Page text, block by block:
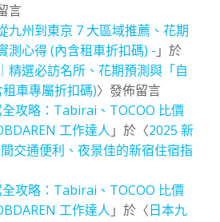
言
九州到東京 7 大區域推薦、花期
測心得 (內含租車折扣碼) - 」於
精選必訪名所、花期預測與「自
車專屬折扣碼)〉發佈留言
攻略：Tabirai、TOCOO 比價
工作達人 」於〈2025 新
交通便利、夜景佳的新宿住宿指
攻略：Tabirai、TOCOO 比價
工作達人 」於〈日本九